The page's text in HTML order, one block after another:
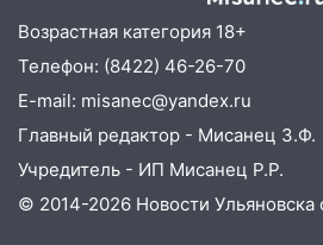
нарушителей на
площадках
11:20 Ульяновская
Валерия Клейменова
золота в составе сборной
11:16 В Ульяновске
Возрастная категория 18+
Телефон: (8422) 46-26-70
E-mail: misanec@yandex.ru
Главный редактор - Мисанец З.Ф.
Учредитель - ИП Мисанец Р.Р.
© 2014-2026 Новости Ульяновска